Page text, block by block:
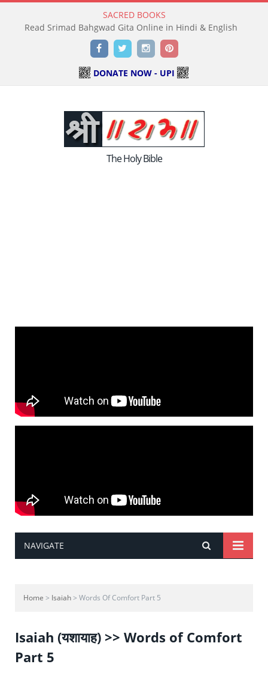
SACRED BOOKS
Read Srimad Bahgwad Gita Online in Hindi & English
FacebookTwitterInstagramPinterest
DONATE NOW - UPI
The Holy Bible
NAVIGATE
Home > Isaiah> Words Of Comfort Part 5
Isaiah (यशायाह) >> Words of Comfort
Part 5